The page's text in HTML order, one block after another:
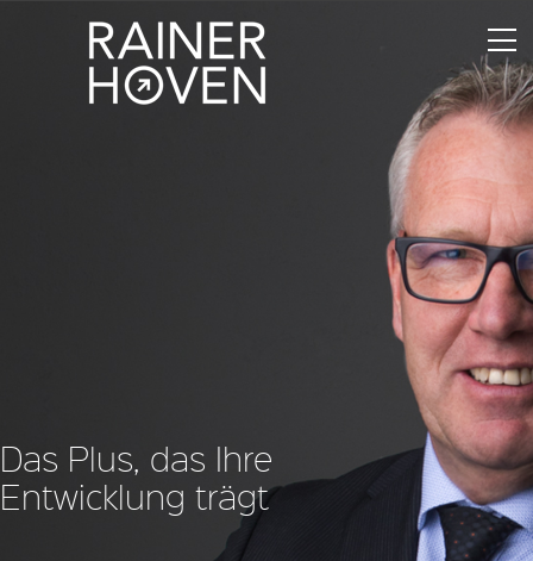
Das Plus, das Ihre
Entwicklung trägt